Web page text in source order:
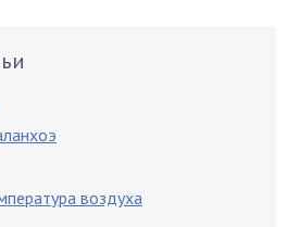
воздуха